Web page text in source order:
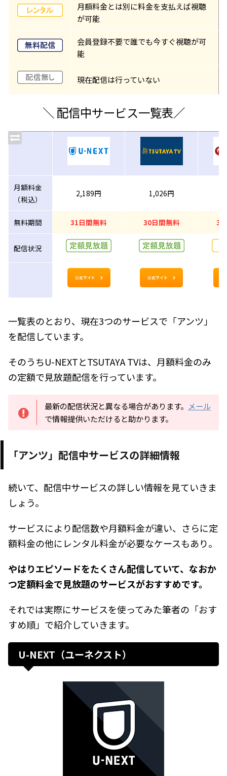
月額料金とは別に料金を支払えば視聴
が可能
会員登録不要で誰でも今すぐ視聴が可
能
現在配信は行っていない
＼ 配信中サービス一覧表／
月額料金
（税込）
2,189円 1,026円
無料期間 31日間無料 30日間無料 30
配信状況
公式サイト 公式サイト
一覧表のとおり、現在3つのサービスで「アンツ」
を配信しています。
そのうちU-NEXTとTSUTAYA TVは、月額料金のみ
の定額で見放題配信を行っています。
最新の配信状況と異なる場合があります。 メール
で情報提供いただけると助かります。
「アンツ」配信中サービスの詳細情報
続いて、配信中サービスの詳しい情報を見ていきま
しょう。
サービスにより配信数や月額料金が違い、さらに定
額料金の他にレンタル料金が必要なケースもあり。
やはりエピソードをたくさん配信していて、なおか
つ定額料金で見放題のサービスがおすすめです。
それでは実際にサービスを使ってみた筆者の「おす
すめ順」で紹介していきます。
U-NEXT（ユーネクスト）